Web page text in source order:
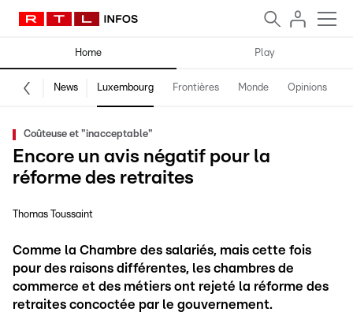
Home Play
News Luxembourg Frontières Monde Opinions
Coûteuse et "inacceptable"
Encore un avis négatif pour la
réforme des retraites
Thomas Toussaint
Comme la Chambre des salariés, mais cette fois
pour des raisons différentes, les chambres de
commerce et des métiers ont rejeté la réforme des
retraites concoctée par le gouvernement.